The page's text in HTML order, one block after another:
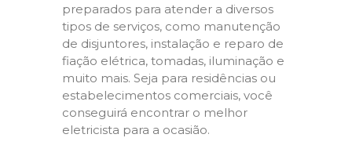
preparados para atender a diversos
tipos de serviços, como manutenção
de disjuntores, instalação e reparo de
fiação elétrica, tomadas, iluminação e
muito mais. Seja para residências ou
estabelecimentos comerciais, você
conseguirá encontrar o melhor
eletricista para a ocasião.